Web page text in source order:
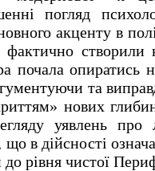
погляд
акценту в
фактично створили
почала опиратись
та
нових
уявлень про
в дійсності
рівня чистої